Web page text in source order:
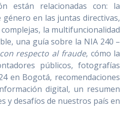
están relacionadas con: la
en las juntas directivas,
la multifuncionalidad
una guía sobre la NIA 240 –
respecto al fraude, cómo la
públicos, fotografías
en Bogotá, recomendaciones
digital, un resumen
y desafíos de nuestros país en